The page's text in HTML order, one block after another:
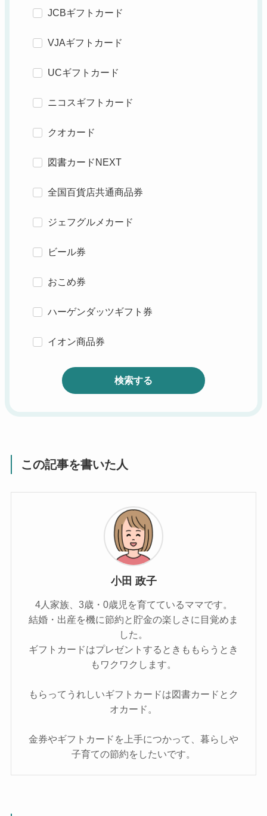
JCBギフトカード
VJAギフトカード
UCギフトカード
ニコスギフトカード
クオカード
図書カードNEXT
全国百貨店共通商品券
ジェフグルメカード
ビール券
おこめ券
ハーゲンダッツギフト券
イオン商品券
検索する
この記事を書いた人
小田 政子
4人家族、3歳・0歳児を育てているママです。
結婚・出産を機に節約と貯金の楽しさに目覚めま
した。
ギフトカードはプレゼントするときももらうとき
もワクワクします。
もらってうれしいギフトカードは図書カードとク
オカード。
金券やギフトカードを上手につかって、暮らしや
子育ての節約をしたいです。